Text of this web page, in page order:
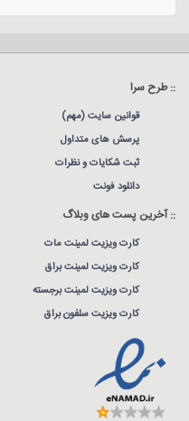
:: طرح سرا
قوانین سایت (مهم)
پرسش های متداول
ثبت شکایات و نظرات
دانلود فونت
:: آخرین پست های وبلاگ
کارت ویزیت لمینت مات
کارت ویزیت لمینت براق
کارت ویزیت لمینت برجسته
کارت ویزیت سلفون براق